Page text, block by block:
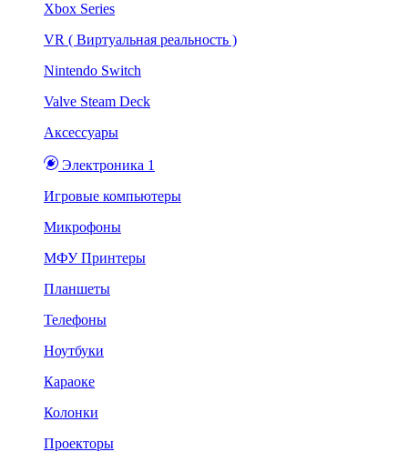
Xbox Series
VR ( Виртуальная реальность )
Nintendo Switch
Valve Steam Deck
Аксессуары
Электроника 1
Игровые компьютеры
Микрофоны
МФУ Принтеры
Планшеты
Телефоны
Ноутбуки
Караоке
Колонки
Проекторы